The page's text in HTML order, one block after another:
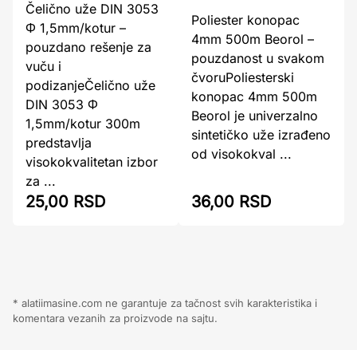
Čelično uže DIN 3053
Φ 1,5mm/kotur –
pouzdano rešenje za
vuču i
podizanjeČelično uže
DIN 3053 Φ
1,5mm/kotur 300m
predstavlja
visokokvalitetan izbor
za ...
25,00 RSD
Poliester konopac
4mm 500m Beorol –
pouzdanost u svakom
čvoruPoliesterski
konopac 4mm 500m
Beorol je univerzalno
sintetičko uže izrađeno
od visokokval ...
36,00 RSD
* alatiimasine.com ne garantuje za tačnost svih karakteristika i
komentara vezanih za proizvode na sajtu.